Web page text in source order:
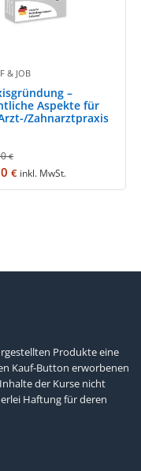
& JOB
–
Aspekte für
Zahnarztpraxis
€
€ inkl. MwSt.
Produkte eine
Kauf-Button erworbenen
der Kurse nicht
Haftung für deren